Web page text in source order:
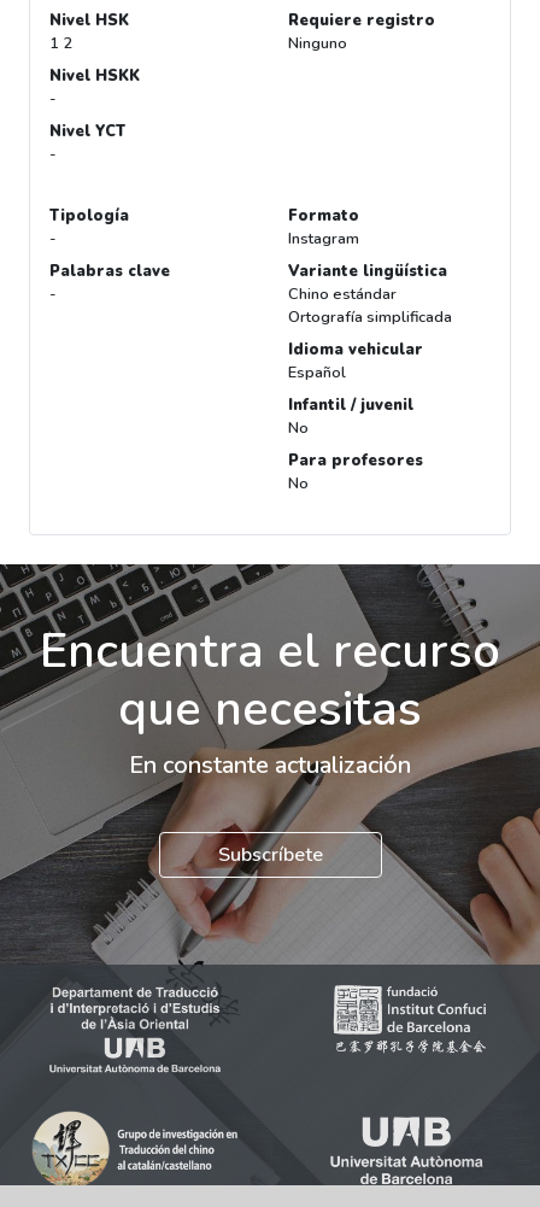
Nivel HSK
1 2
Nivel HSKK
-
Nivel YCT
-
Requiere registro
Ninguno
Tipología
-
Palabras clave
-
Formato
Instagram
Variante lingüística
Chino estándar
Ortografía simplificada
Idioma vehicular
Español
Infantil / juvenil
No
Para profesores
No
Encuentra el recurso
que necesitas
En constante actualización
Subscríbete